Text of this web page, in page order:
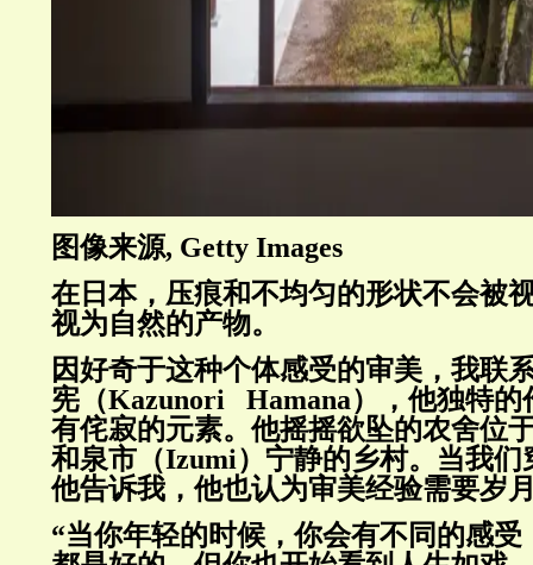
图像来源, Getty Images
在日本，压痕和不均匀的形状不会被
视为自然的产物。
因好奇于这种个体感受的审美，我联
宪（Kazunori Hamana），他独特的
有侘寂的元素。他摇摇欲坠的农舍位
和泉市（Izumi）宁静的乡村。当我们
他告诉我，他也认为审美经验需要岁
“当你年轻的时候，你会有不同的感